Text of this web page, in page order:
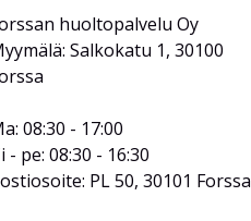
huoltopalvelu Oy
Salkokatu 1, 30100
08:30 - 17:00
- pe: 08:30 - 16:30
PL 50, 30101 Forssa